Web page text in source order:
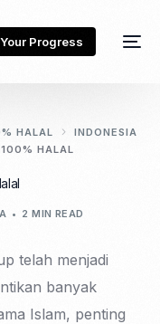
Progress
HALAL
INDONESIA
HALAL
2 MIN READ
telah menjadi
banyak
Islam, penting